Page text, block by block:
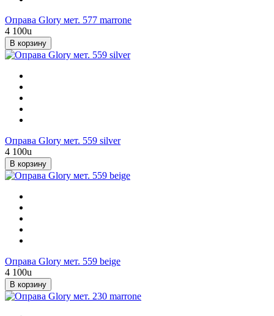
Оправа Glory мет. 577 marrone
4 100u
В корзину
Оправа Glory мет. 559 silver
4 100u
В корзину
Оправа Glory мет. 559 beige
4 100u
В корзину